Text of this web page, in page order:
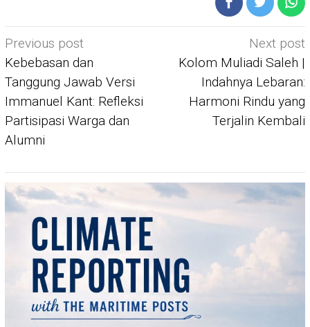
Post
navigation
Previous post
Kebebasan dan
Tanggung Jawab Versi
Immanuel Kant: Refleksi
Partisipasi Warga dan
Alumni
Next post
Kolom Muliadi Saleh |
Indahnya Lebaran:
Harmoni Rindu yang
Terjalin Kembali